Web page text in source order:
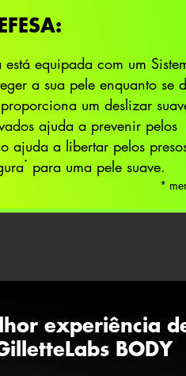
equipada com um
a sua pele enquanto se
um deslizar
ajuda a prevenir pelos
ajuda a libertar pelos
* para uma pele suave.
*
experiência
BODY